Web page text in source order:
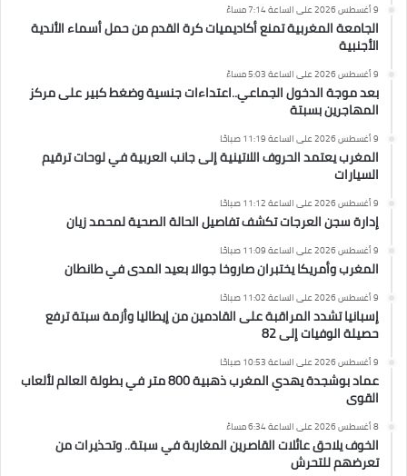
9 أغسطس 2026 على الساعة 7:14 مساءً
الجامعة المغربية تمنع أكاديميات كرة القدم من حمل أسماء الأندية
الأجنبية
9 أغسطس 2026 على الساعة 5:03 مساءً
بعد موجة الدخول الجماعي..اعتداءات جنسية وضغط كبير على مركز
المهاجرين بسبتة
9 أغسطس 2026 على الساعة 11:19 صباحًا
المغرب يعتمد الحروف اللاتينية إلى جانب العربية في لوحات ترقيم
السيارات
9 أغسطس 2026 على الساعة 11:12 صباحًا
إدارة سجن العرجات تكشف تفاصيل الحالة الصحية لمحمد زيان
9 أغسطس 2026 على الساعة 11:09 صباحًا
المغرب وأمريكا يختبران صاروخا جوالا بعيد المدى في طانطان
9 أغسطس 2026 على الساعة 11:02 صباحًا
إسبانيا تشدد المراقبة على القادمين من إيطاليا وأزمة سبتة ترفع
حصيلة الوفيات إلى 82
9 أغسطس 2026 على الساعة 10:53 صباحًا
عماد بوشجدة يهدي المغرب ذهبية 800 متر في بطولة العالم لألعاب
القوى
8 أغسطس 2026 على الساعة 6:34 مساءً
الخوف يلاحق عائلات القاصرين المغاربة في سبتة.. وتحذيرات من
تعرضهم للتحرش